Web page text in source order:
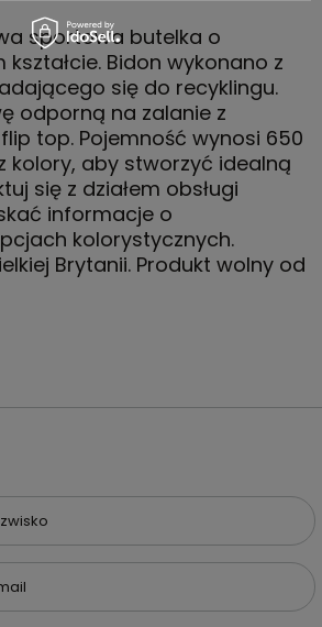
sportowa butelka o
Bidon wykonano z
się do recyklingu.
odporną na zalanie z
top. Pojemność wynosi 650
kolory, aby stworzyć idealną
się z działem obsługi
informacje o
kolorystycznych.
Brytanii. Produkt wolny od